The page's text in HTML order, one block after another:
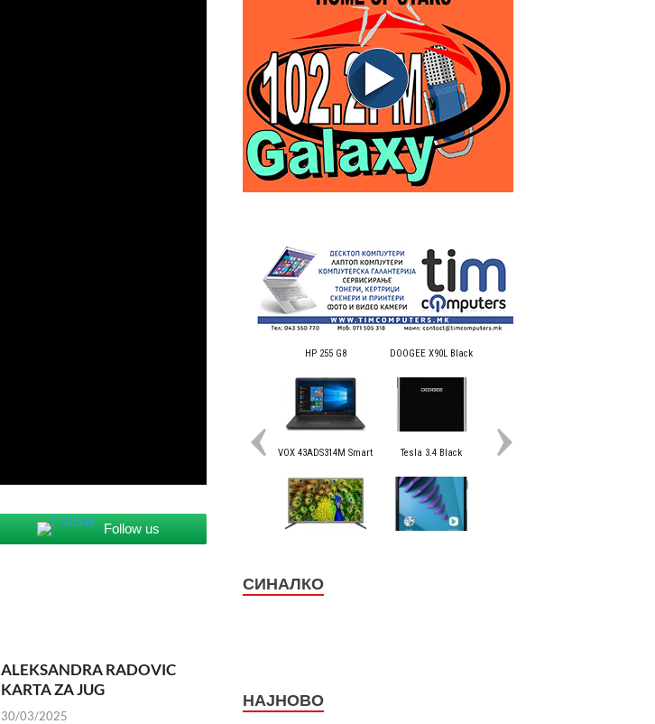
Follow us
ALEKSANDRA RADOVIC
KARTA ZA JUG
30/03/2025
СИНАЛКО
НАЈНОВО